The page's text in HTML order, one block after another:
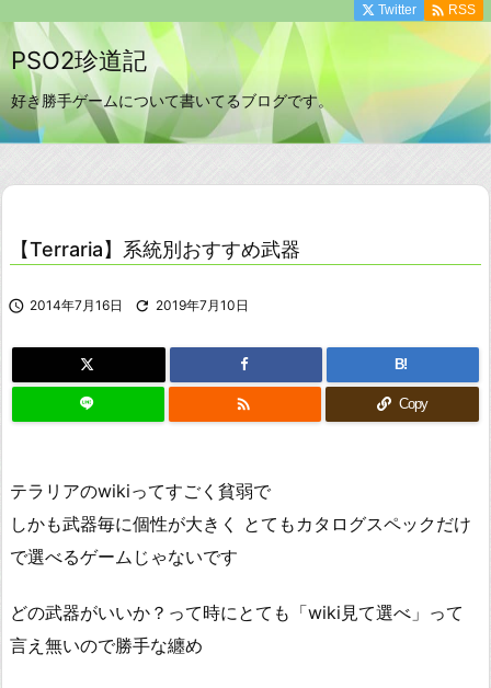
PSO2珍道記
好き勝手ゲームについて書いてるブログです。
Twitter  RSS
【Terraria】系統別おすすめ武器
 2014年7月16日  2019年7月10日
B!
 Copy
テラリアのwikiってすごく貧弱で
しかも武器毎に個性が大きく とてもカタログスペックだけ
で選べるゲームじゃないです
どの武器がいいか？って時にとても「wiki見て選べ」って
言え無いので勝手な纏め